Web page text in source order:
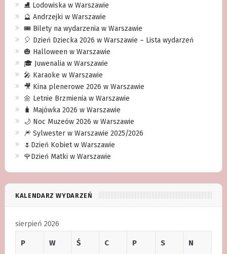
⛸ Lodowiska w Warszawie
🔮 Andrzejki w Warszawie
🎟️ Bilety na wydarzenia w Warszawie
🎈 Dzień Dziecka 2026 w Warszawie – Lista wydarzeń
🎃 Halloween w Warszawie
🎓 Juwenalia w Warszawie
🎤 Karaoke w Warszawie
🎥 Kina plenerowe 2026 w Warszawie
🌼 Letnie Brzmienia w Warszawie
🧳 Majówka 2026 w Warszawie
🌙 Noc Muzeów 2026 w Warszawie
🎆 Sylwester w Warszawie 2025/2026
🌷Dzień Kobiet w Warszawie
🌹Dzień Matki w Warszawie
KALENDARZ WYDARZEŃ
sierpień 2026
P W Ś C P S N